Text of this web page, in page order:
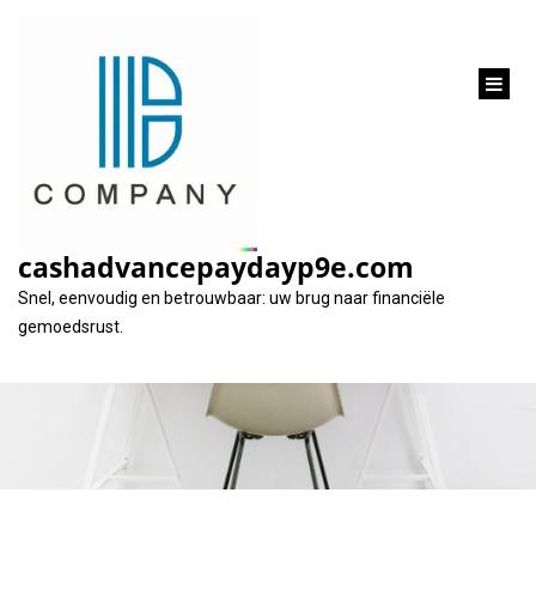
cashadvancepaydayp9e.com
Snel, eenvoudig en betrouwbaar: uw brug naar financiële
gemoedsrust.
Tips voor Snel en
Betrouwbaar Geld
Lenen in België